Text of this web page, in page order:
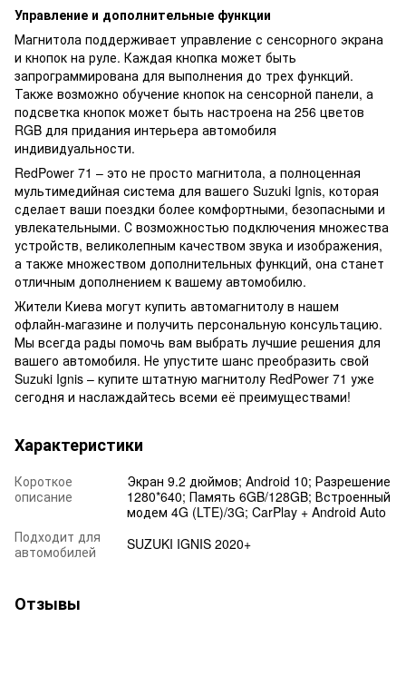
Управление и дополнительные функции
Магнитола поддерживает управление с сенсорного экрана
и кнопок на руле. Каждая кнопка может быть
запрограммирована для выполнения до трех функций.
Также возможно обучение кнопок на сенсорной панели, а
подсветка кнопок может быть настроена на 256 цветов
RGB для придания интерьера автомобиля
индивидуальности.
RedPower 71 – это не просто магнитола, а полноценная
мультимедийная система для вашего Suzuki Ignis, которая
сделает ваши поездки более комфортными, безопасными и
увлекательными. С возможностью подключения множества
устройств, великолепным качеством звука и изображения,
а также множеством дополнительных функций, она станет
отличным дополнением к вашему автомобилю.
Жители Киева могут купить автомагнитолу в нашем
офлайн-магазине и получить персональную консультацию.
Мы всегда рады помочь вам выбрать лучшие решения для
вашего автомобиля. Не упустите шанс преобразить свой
Suzuki Ignis – купите штатную магнитолу RedPower 71 уже
сегодня и наслаждайтесь всеми её преимуществами!
Характеристики
Короткое
описание
Экран 9.2 дюймов; Android 10; Разрешение
1280*640; Память 6GB/128GB; Встроенный
модем 4G (LTE)/3G; CarPlay + Android Auto
Подходит для
автомобилей
SUZUKI IGNIS 2020+
Отзывы